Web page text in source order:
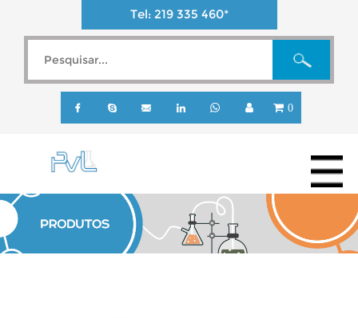
Tel: 219 335 460*
0